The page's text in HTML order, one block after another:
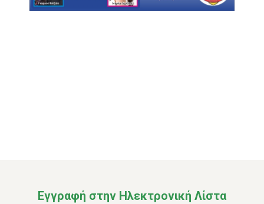
Εγγραφή στην Ηλεκτρονική Λίστα